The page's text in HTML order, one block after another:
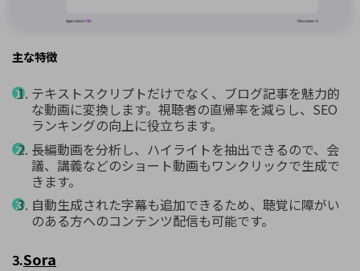
主な特徴
テキストスクリプトだけでなく、ブログ記事を魅力的
な動画に変換します。視聴者の直帰率を減らし、SEO
ランキングの向上に役立ちます。
長編動画を分析し、ハイライトを抽出できるので、会
議、講義などのショート動画もワンクリックで生成で
きます。
自動生成された字幕も追加できるため、聴覚に障がい
のある方へのコンテンツ配信も可能です。
3.Sora